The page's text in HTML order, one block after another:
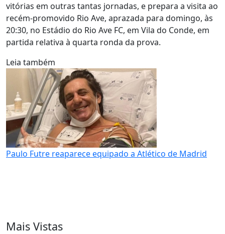
vitórias em outras tantas jornadas, e prepara a visita ao
recém-promovido Rio Ave, aprazada para domingo, às
20:30, no Estádio do Rio Ave FC, em Vila do Conde, em
partida relativa à quarta ronda da prova.
Leia também
Paulo Futre reaparece equipado a Atlético de Madrid
Mais Vistas